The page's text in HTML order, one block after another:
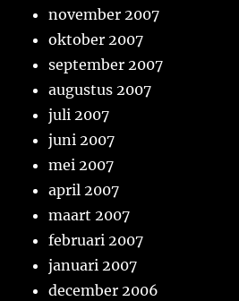
november 2007
oktober 2007
september 2007
augustus 2007
juli 2007
juni 2007
mei 2007
april 2007
maart 2007
februari 2007
januari 2007
december 2006